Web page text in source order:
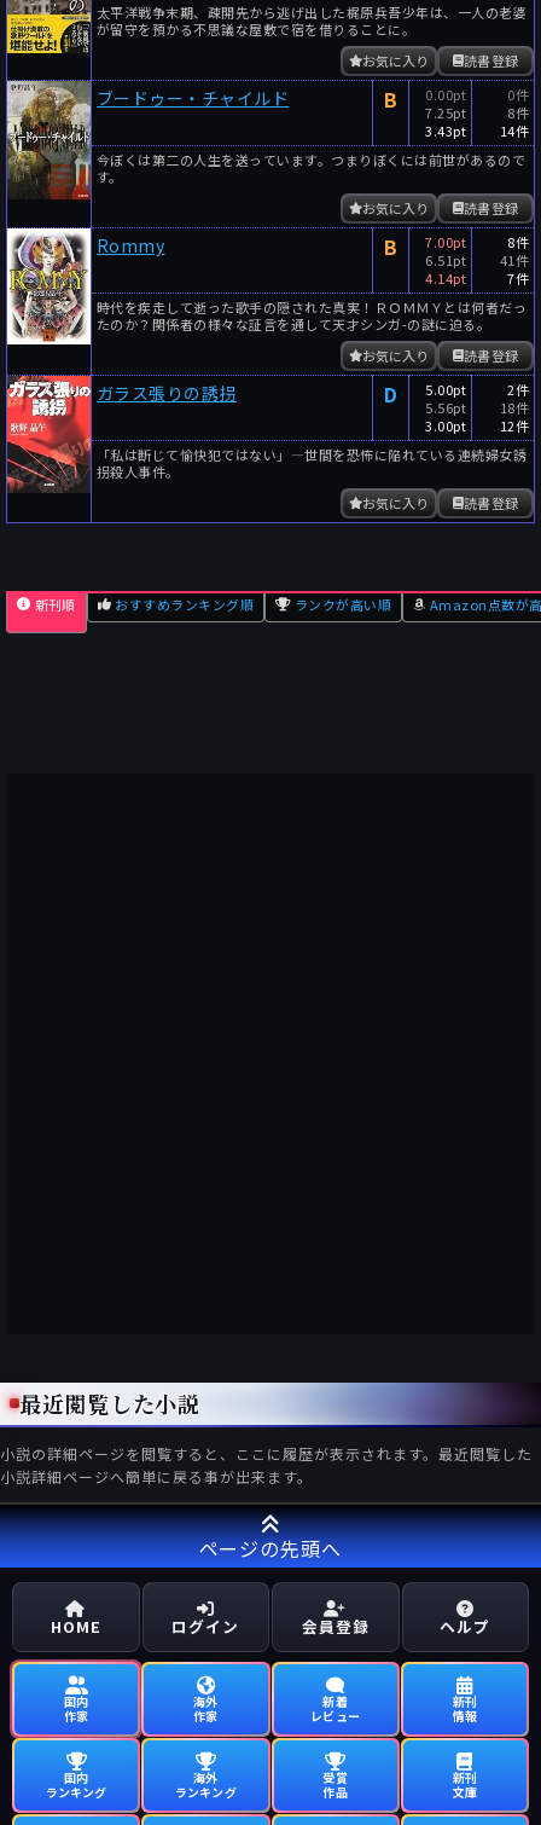
太平洋戦争末期、疎開先から逃げ出した梶原兵吾少年は、一人の老婆
が留守を預かる不思議な屋敷で宿を借りることに。
読書登録
お気に入り
ブードゥー・チャイルド B
0.00pt
7.25pt
3.43pt
0件
8件
14件
今ぼくは第二の人生を送っています。つまりぼくには前世があるので
す。
読書登録
お気に入り
Rommy B
7.00pt
6.51pt
4.14pt
8件
41件
7件
時代を疾走して逝った歌手の隠された真実！ＲＯＭＭＹとは何者だっ
たのか？関係者の様々な証言を通して天才シンガ-の謎に迫る。
読書登録
お気に入り
ガラス張りの誘拐 D
5.00pt
5.56pt
3.00pt
2件
18件
12件
「私は断じて愉快犯ではない」―世間を恐怖に陥れている連続婦女誘
拐殺人事件。
読書登録
お気に入り
新刊順 おすすめランキング順 ランクが高い順 Amazon点数が
最近閲覧した小説
小説の詳細ページを閲覧すると、ここに履歴が表示されます。最近閲覧した
小説詳細ページへ簡単に戻る事が出来ます。
ページの先頭へ
HOME ログイン 会員登録 ヘルプ
国内
作家
海外
作家
新着
レビュー
新刊
情報
国内
ランキング
海外
ランキング
受賞
作品
新刊
文庫